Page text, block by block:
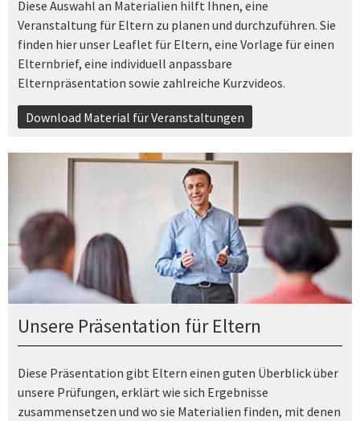
Diese Auswahl an Materialien hilft Ihnen, eine
Veranstaltung für Eltern zu planen und durchzuführen. Sie
finden hier unser Leaflet für Eltern, eine Vorlage für einen
Elternbrief, eine individuell anpassbare
Elternpräsentation sowie zahlreiche Kurzvideos.
Download Material für Veranstaltungen
Unsere Präsentation für Eltern
Diese Präsentation gibt Eltern einen guten Überblick über
unsere Prüfungen, erklärt wie sich Ergebnisse
zusammensetzen und wo sie Materialien finden, mit denen